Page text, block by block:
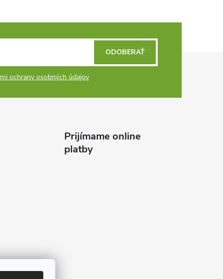
ochrany osobných údajov
ODOBERAŤ
Prijímame online
platby